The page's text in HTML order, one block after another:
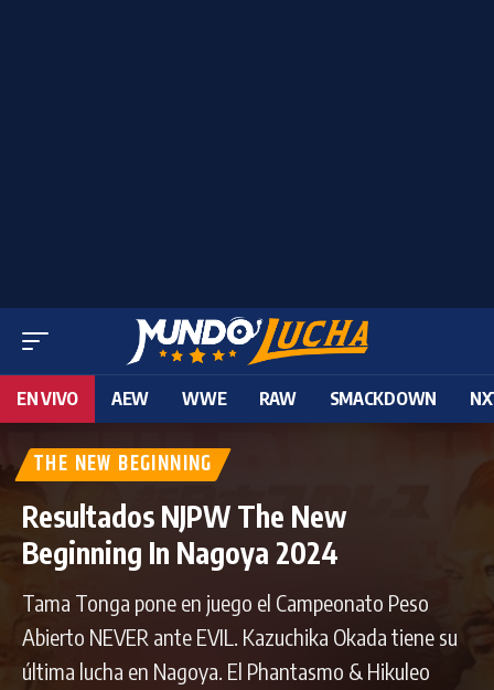
EN VIVO AEW WWE RAW SMACKDOWN
THE NEW BEGINNING
Resultados NJPW The New
Beginning In Nagoya 2024
Tama Tonga pone en juego el Campeonato Peso
Abierto NEVER ante EVIL. Kazuchika Okada tiene su
última lucha en Nagoya. El Phantasmo & Hikuleo